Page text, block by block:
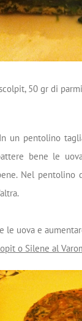
50 gr di
un pentolino
bene le
Nel
le uova e
o Silene al